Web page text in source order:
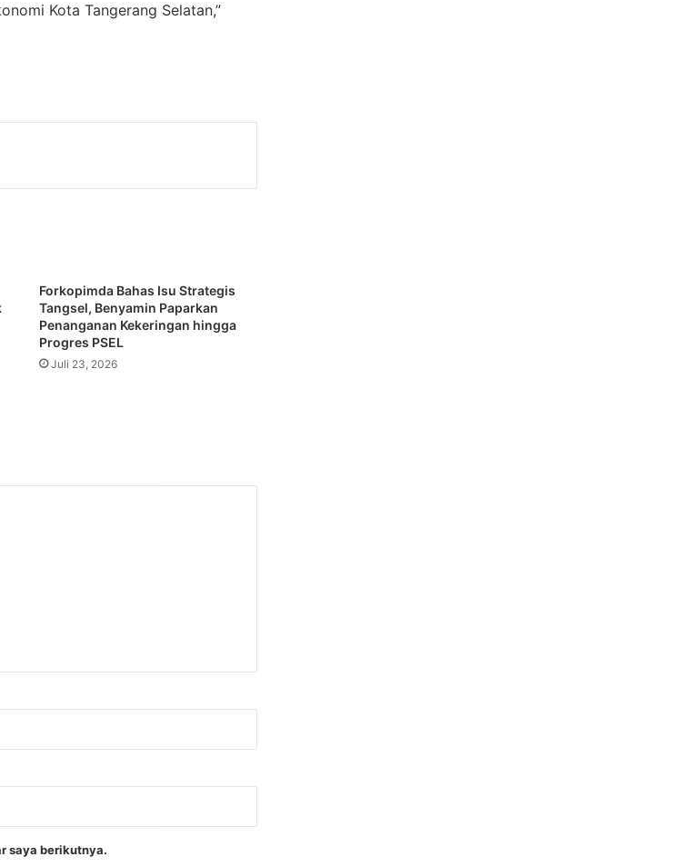
Kota Tangerang Selatan,”
Forkopimda Bahas Isu Strategis
Tangsel, Benyamin Paparkan
Penanganan Kekeringan hingga
Progres PSEL
Juli 23, 2026
saya berikutnya.